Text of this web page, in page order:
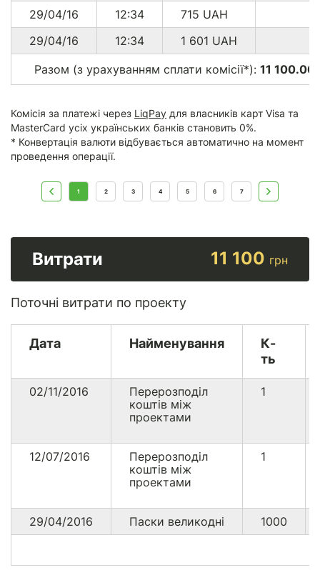
29/04/16
12:34 715 UAH
29/04/16
12:34 1 601 UAH
Разом (з урахуванням сплати комісії*): 11 100.00
Комісія за платежі через LiqPay для власників карт Visa та
MasterCard усіх українських банків становить 0%.
* Конвертація валюти відбувається автоматично на момент
проведення операції.
1 2 3 4 5 6 7
Витрати 11 100 грн
Поточні витрати по проекту
Дата Найменування
К-
ть
02/11/2016
Перерозподіл
коштів між
проектами
1
12/07/2016
Перерозподіл
коштів між
проектами
1
29/04/2016 Паски великодні 1000